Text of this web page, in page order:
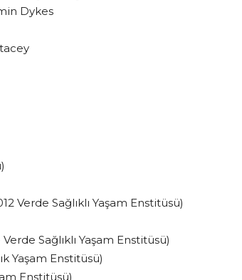
Dykes
Verde Sağlıklı Yaşam Enstitüsü)
Sağlıklı Yaşam Enstitüsü)
Yaşam Enstitüsü)
Enstitüsü)